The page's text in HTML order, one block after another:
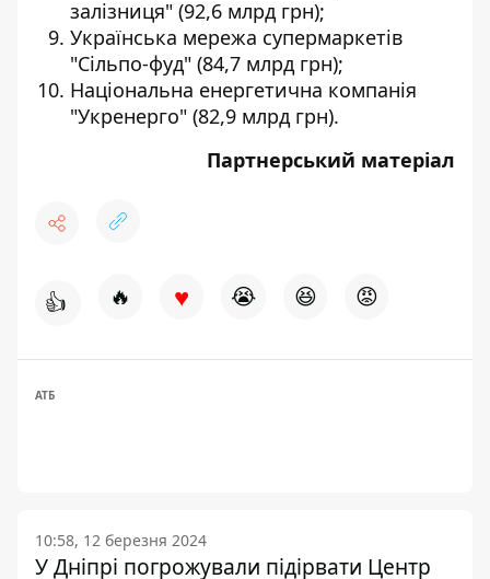
залізниця" (92,6 млрд грн);
Українська мережа супермаркетів
"Сільпо-фуд" (84,7 млрд грн);
Національна енергетична компанія
"Укренерго" (82,9 млрд грн).
Партнерський матеріал
👍 🔥 ♥ 😭 😆 😡
АТБ
10:58, 12 березня 2024
У Дніпрі погрожували підірвати Центр